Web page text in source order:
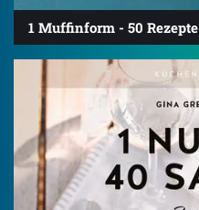
1 Muffinform - 50 Rezepte